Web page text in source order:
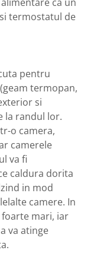
termostatul de
pentru
termopan,
si
la randul lor.
o camera,
camerele
va fi
caldura dorita
in mod
camere. In
mari, iar
va atinge